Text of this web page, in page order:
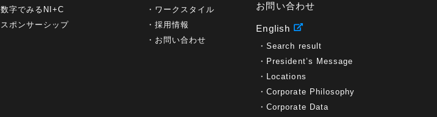
数字でみるNI+C
スポンサーシップ
ワークスタイル
採用情報
お問い合わせ
お問い合わせ
English
Search result
President’s Message
Locations
Corporate Philosophy
Corporate Data